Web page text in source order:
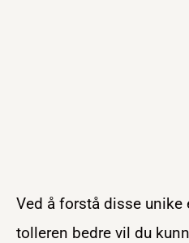
Ved å forstå disse unike
tolleren bedre vil du